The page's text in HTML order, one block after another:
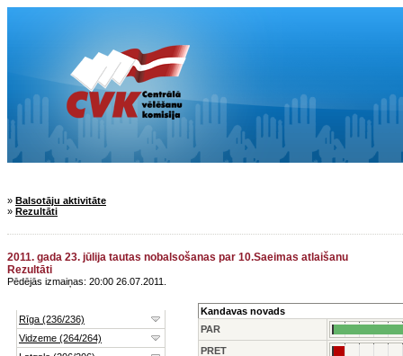
» Balsotāju aktivitāte
» Rezultāti
2011. gada 23. jūlija tautas nobalsošanas par 10.Saeimas atlaišanu
Rezultāti
Pēdējās izmaiņas: 20:00 26.07.2011.
Kandavas novads
PAR
PRET